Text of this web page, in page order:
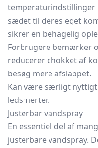
temperaturindstillinger
sædet til deres eget
sikrer en behagelig
Forbrugere bemærker
reducerer chokket af
besøg mere afslappet.
Kan være særligt
ledsmerter.
Justerbar vandspray
En essentiel del af
justerbare vandspray.